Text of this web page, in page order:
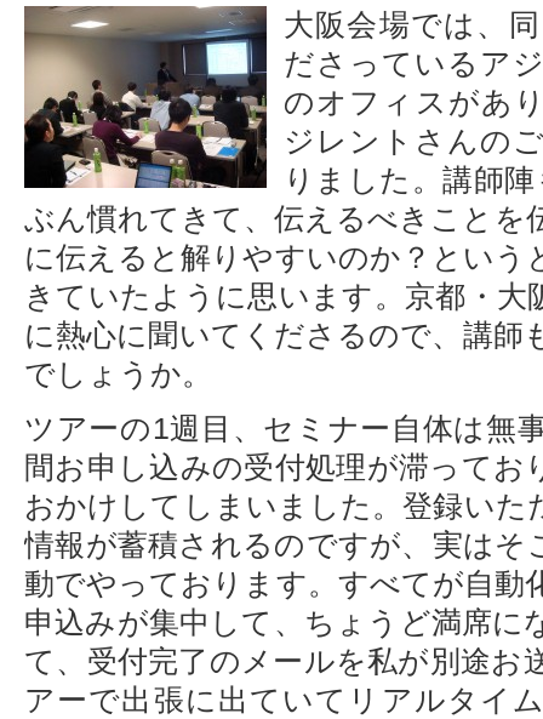
大阪会場では、
ださっているア
のオフィスがあ
ジレントさんの
りました。講師
ぶん慣れてきて、伝えるべきことを
に伝えると解りやすいのか？という
きていたように思います。京都・
に熱心に聞いてくださるので、講師
でしょうか。
ツアーの1週目、セミナー自体は無
間お申し込みの受付処理が滞ってお
おかけしてしまいました。登録いた
情報が蓄積されるのですが、実はそ
動でやっております。すべてが自動
申込みが集中して、ちょうど満席に
て、受付完了のメールを私が別途お
アーで出張に出ていてリアルタイ